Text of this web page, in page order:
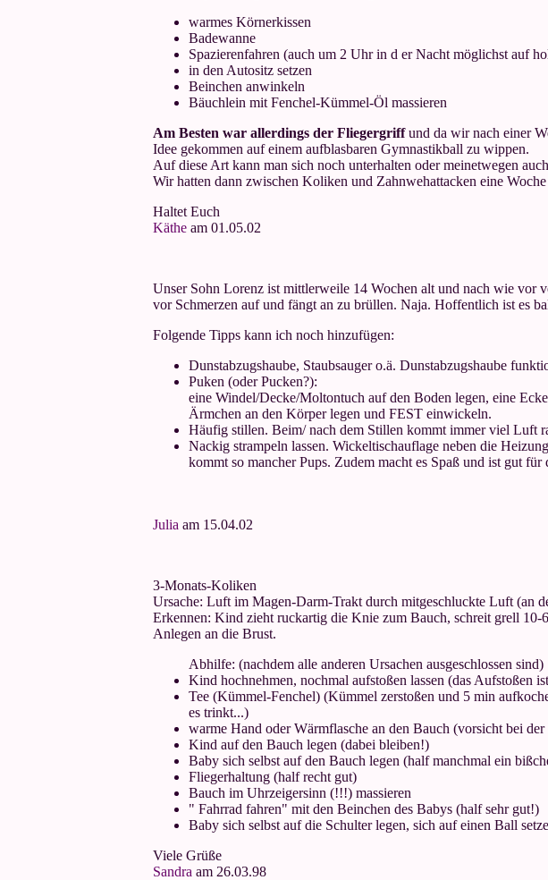
warmes Körnerkissen
Badewanne
Spazierenfahren (auch um 2 Uhr in d er Nacht möglichst auf
in den Autositz setzen
Beinchen anwinkeln
Bäuchlein mit Fenchel-Kümmel-Öl massieren
Am Besten war allerdings der Fliegergriffund da wir nach einer
Idee gekommen auf einem aufblasbaren Gymnastikball zu wippen.
Auf diese Art kann man sich noch unterhalten oder meinetwegen
Wir hatten dann zwischen Koliken und Zahnwehattacken eine
Haltet Euch
Käthe am 01.05.02
Unser Sohn Lorenz ist mittlerweile 14 Wochen alt und nach wie vor
vor Schmerzen auf und fängt an zu brüllen. Naja. Hoffentlich ist es
Folgende Tipps kann ich noch hinzufügen:
Dunstabzugshaube, Staubsauger o.ä. Dunstabzugshaube
Puken (oder Pucken?):
eine Windel/Decke/Moltontuch auf den Boden legen, eine
Ärmchen an den Körper legen und FEST einwickeln.
Häufig stillen. Beim/ nach dem Stillen kommt immer viel Luft
Nackig strampeln lassen. Wickeltischauflage neben die
kommt so mancher Pups. Zudem macht es Spaß und ist gut für
Julia am 15.04.02
3-Monats-Koliken
Ursache: Luft im Magen-Darm-Trakt durch mitgeschluckte Luft (an
Erkennen: Kind zieht ruckartig die Knie zum Bauch, schreit grell
Anlegen an die Brust.
Abhilfe: (nachdem alle anderen Ursachen ausgeschlossen sind)
Kind hochnehmen, nochmal aufstoßen lassen (das
Tee (Kümmel-Fenchel) (Kümmel zerstoßen und 5 min
es trinkt...)
warme Hand oder Wärmflasche an den Bauch (vorsicht bei
Kind auf den Bauch legen (dabei bleiben!)
Baby sich selbst auf den Bauch legen (half manchmal ein
Fliegerhaltung (half recht gut)
Bauch im Uhrzeigersinn (!!!) massieren
" Fahrrad fahren" mit den Beinchen des Babys (half sehr gut!)
Baby sich selbst auf die Schulter legen, sich auf einen Ball
Viele Grüße
Sandra am 26.03.98